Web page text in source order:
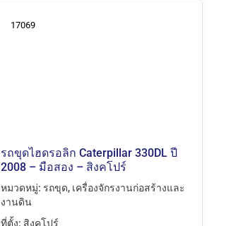
17069
รถขุดไฮดรอลิก Caterpillar 330DL ปี
2008 – มือสอง – สิงคโปร์
หมวดหมู่: รถขุด, เครื่องจักรงานก่อสร้างและ
งานดิน
ที่ตั้ง: สิงคโปร์